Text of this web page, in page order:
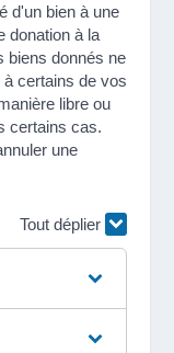
d'un bien à une
donation à la
biens donnés ne
certains de vos
libre ou
certains cas.
une
Tout déplier